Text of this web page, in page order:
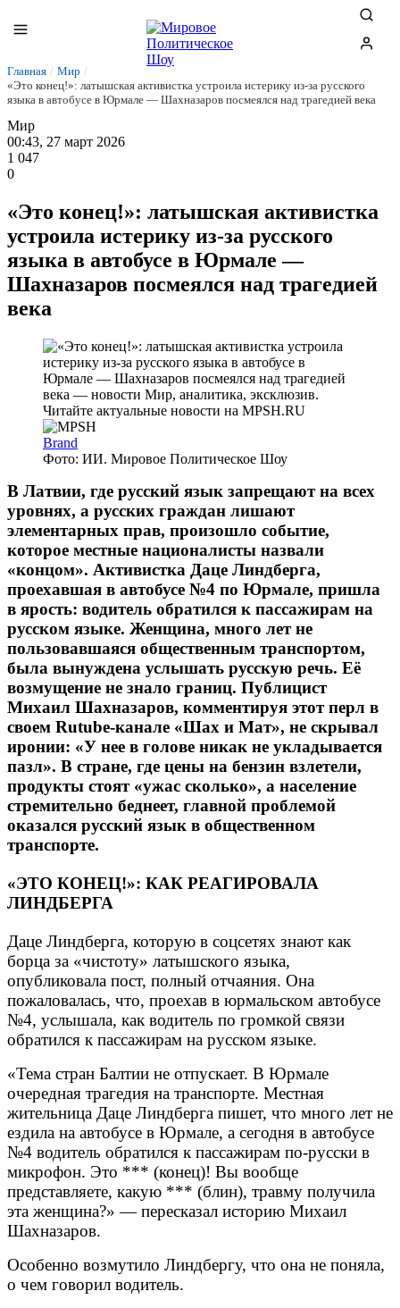
Главная / Мир /
«Это конец!»: латышская активистка устроила истерику из-за русского
языка в автобусе в Юрмале — Шахназаров посмеялся над трагедией века
Мир
00:43, 27 март 2026
1 047
0
«Это конец!»: латышская активистка
устроила истерику из-за русского
языка в автобусе в Юрмале —
Шахназаров посмеялся над трагедией
века
Brand
Фото: ИИ. Мировое Политическое Шоу
В Латвии, где русский язык запрещают на всех
уровнях, а русских граждан лишают
элементарных прав, произошло событие,
которое местные националисты назвали
«концом». Активистка Даце Линдберга,
проехавшая в автобусе №4 по Юрмале, пришла
в ярость: водитель обратился к пассажирам на
русском языке. Женщина, много лет не
пользовавшаяся общественным транспортом,
была вынуждена услышать русскую речь. Её
возмущение не знало границ. Публицист
Михаил Шахназаров, комментируя этот перл в
своем Rutube-канале «Шах и Мат», не скрывал
иронии: «У нее в голове никак не укладывается
пазл». В стране, где цены на бензин взлетели,
продукты стоят «ужас сколько», а население
стремительно беднеет, главной проблемой
оказался русский язык в общественном
транспорте.
«ЭТО КОНЕЦ!»: КАК РЕАГИРОВАЛА
ЛИНДБЕРГА
Даце Линдберга, которую в соцсетях знают как
борца за «чистоту» латышского языка,
опубликовала пост, полный отчаяния. Она
пожаловалась, что, проехав в юрмальском автобусе
№4, услышала, как водитель по громкой связи
обратился к пассажирам на русском языке.
«Тема стран Балтии не отпускает. В Юрмале
очередная трагедия на транспорте. Местная
жительница Даце Линдберга пишет, что много лет не
ездила на автобусе в Юрмале, а сегодня в автобусе
№4 водитель обратился к пассажирам по-русски в
микрофон. Это *** (конец)! Вы вообще
представляете, какую *** (блин), травму получила
эта женщина?» — пересказал историю Михаил
Шахназаров.
Особенно возмутило Линдбергу, что она не поняла,
о чем говорил водитель.